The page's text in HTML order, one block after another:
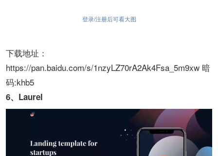
登录/注册后可看大图
下载地址：
https://pan.baidu.com/s/1nzyLZ70rA2Ak4Fsa_5m9xw 暗
码:khb5
6、Laurel